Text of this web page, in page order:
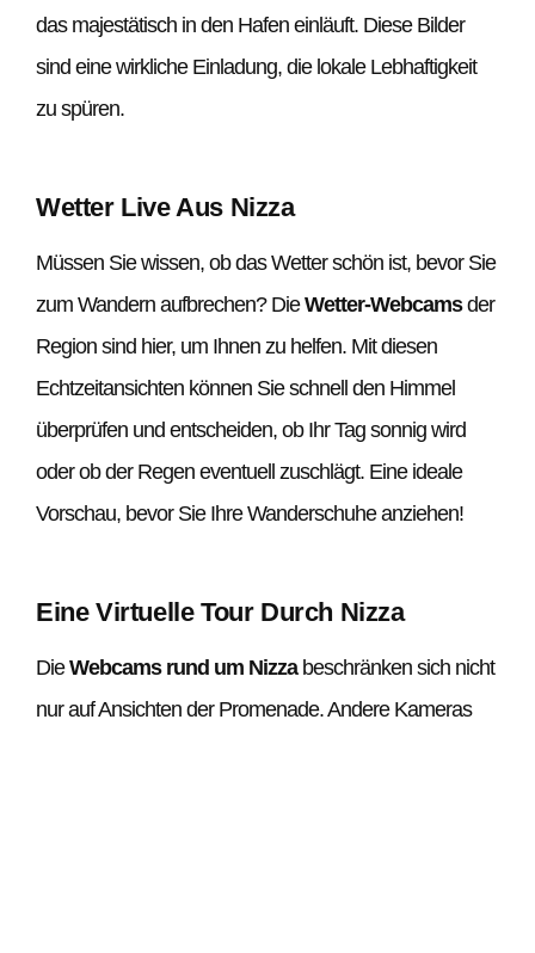
das majestätisch in den Hafen einläuft. Diese Bilder
sind eine wirkliche Einladung, die lokale Lebhaftigkeit
zu spüren.
Wetter Live Aus Nizza
Müssen Sie wissen, ob das Wetter schön ist, bevor Sie
zum Wandern aufbrechen? DieWetter-Webcamsder
Region sind hier, um Ihnen zu helfen. Mit diesen
Echtzeitansichten können Sie schnell den Himmel
überprüfen und entscheiden, ob Ihr Tag sonnig wird
oder ob der Regen eventuell zuschlägt. Eine ideale
Vorschau, bevor Sie Ihre Wanderschuhe anziehen!
Eine Virtuelle Tour Durch Nizza
DieWebcams rund um Nizzabeschränken sich nicht
nur auf Ansichten der Promenade. Andere Kameras